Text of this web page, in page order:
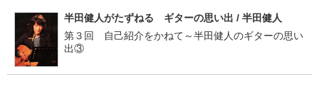
半田健人がたずねる ギターの思い出 / 半田健人
第３回 自己紹介をかねて～半田健人のギターの思い
出③